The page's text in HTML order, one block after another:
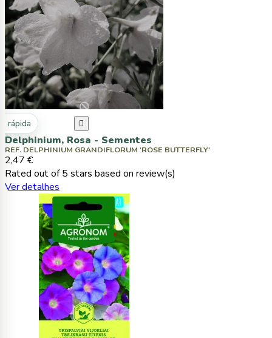
rápida 
Delphinium, Rosa - Sementes
REF. DELPHINIUM GRANDIFLORUM 'ROSE BUTTERFLY'
2,47 €
Rated out of 5 stars based on review(s)
Ver detalhes